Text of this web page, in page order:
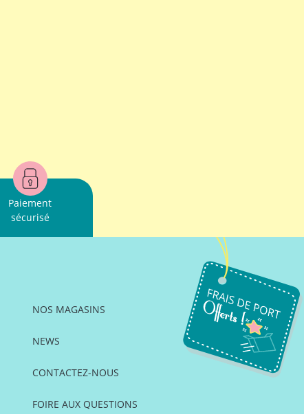
Paiement
sécurisé
NOS MAGASINS
NEWS
CONTACTEZ-NOUS
FOIRE AUX QUESTIONS